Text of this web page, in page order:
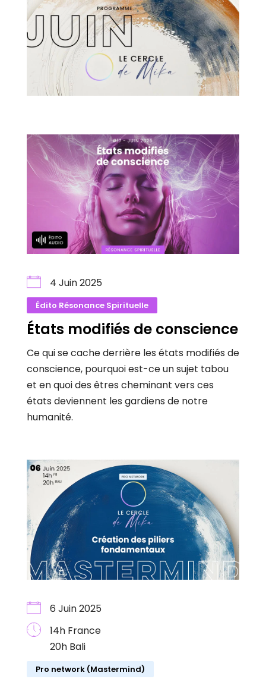
4 Juin 2025
Édito Résonance Spirituelle
États modifiés de conscience
Ce qui se cache derrière les états modifiés de
conscience, pourquoi est-ce un sujet tabou
et en quoi des êtres cheminant vers ces
états deviennent les gardiens de notre
humanité.
6 Juin 2025
14h France
20h Bali
Pro network (Mastermind)